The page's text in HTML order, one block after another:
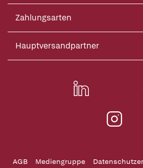
Zahlungsarten
Hauptversandpartner
AGB Mediengruppe